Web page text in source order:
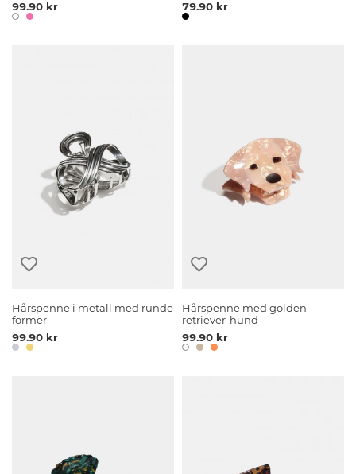
99.90 kr
79.90 kr
Hårspenne i metall med runde
former
99.90 kr
Hårspenne med golden
retriever-hund
99.90 kr